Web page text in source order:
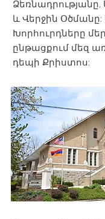
Ձեռնադրությանը,
և Վերջին Օծմանը:
Խորհուրդները
ընթացքում մեզ
դեպի Քրիստոս: